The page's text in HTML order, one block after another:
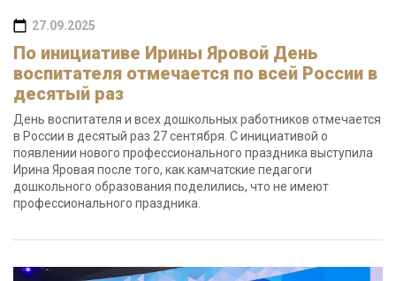
27.09.2025
По инициативе Ирины Яровой День
воспитателя отмечается по всей России в
десятый раз
День воспитателя и всех дошкольных работников отмечается
в России в десятый раз 27 сентября. С инициативой о
появлении нового профессионального праздника выступила
Ирина Яровая после того, как камчатские педагоги
дошкольного образования поделились, что не имеют
профессионального праздника.